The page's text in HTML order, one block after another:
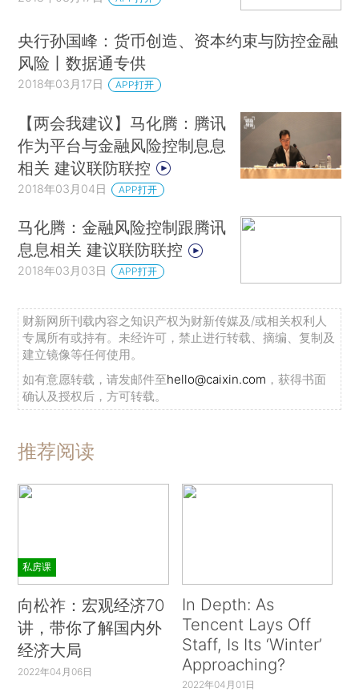
央行孙国峰：货币创造、资本约束与防控金融
风险丨数据通专供
2018年03月17日 APP打开
【两会我建议】马化腾：腾讯
作为平台与金融风险控制息息
相关 建议联防联控
2018年03月04日 APP打开
马化腾：金融风险控制跟腾讯
息息相关 建议联防联控
2018年03月03日 APP打开
财新网所刊载内容之知识产权为财新传媒及/或相关权利人
专属所有或持有。未经许可，禁止进行转载、摘编、复制及
建立镜像等任何使用。
如有意愿转载，请发邮件至hello@caixin.com ，获得书面
确认及授权后，方可转载。
推荐阅读
私房课
向松祚：宏观经济70
讲，带你了解国内外
经济大局
2022年04月06日
In Depth: As
Tencent Lays Off
Staff, Is Its ‘Winter’
Approaching?
2022年04月01日